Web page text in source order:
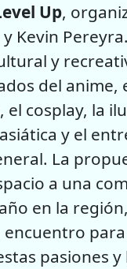
Up,
y Kevin
y
del anime,
el cosplay, la
y el
La
a una
en la
pasiones y